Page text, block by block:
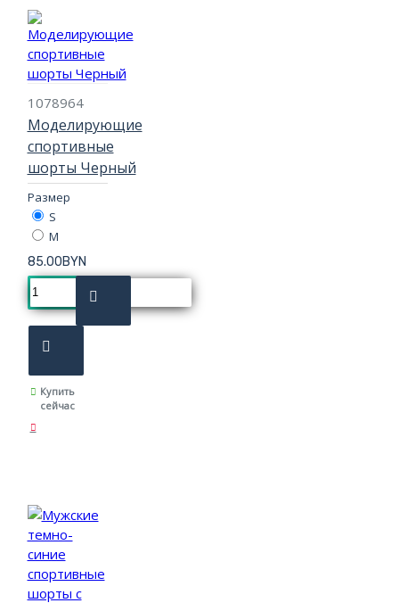
1078964
Моделирующие
спортивные
шорты Черный
Размер
S
M
85.00BYN
Купить
сейчас